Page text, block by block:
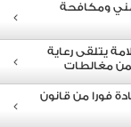
ومكافحة
يتلقى رعاية
مغالطات
فورا من قانون